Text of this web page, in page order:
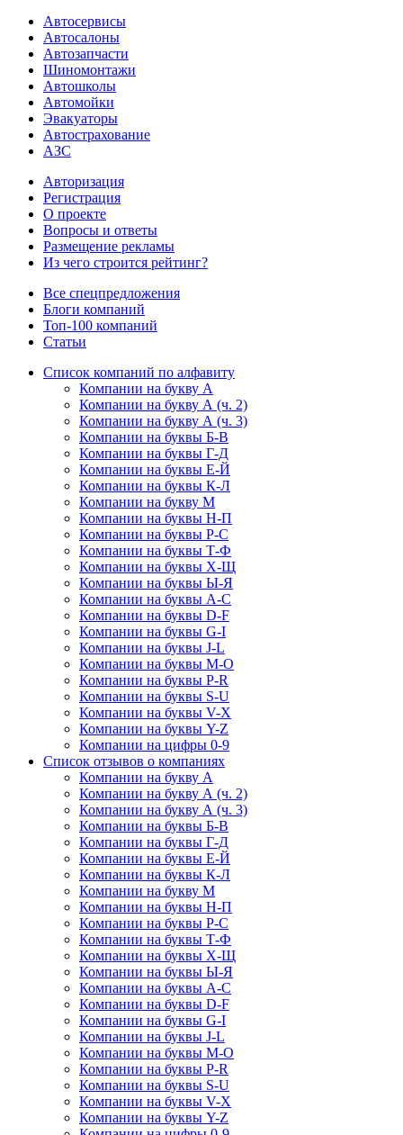
Автосервисы
Автосалоны
Автозапчасти
Шиномонтажи
Автошколы
Автомойки
Эвакуаторы
Автострахование
АЗС
Авторизация
Регистрация
О проекте
Вопросы и ответы
Размещение рекламы
Из чего строится рейтинг?
Все спецпредложения
Блоги компаний
Топ-100 компаний
Статьи
Список компаний по алфавиту
Компании на букву А
Компании на букву А (ч. 2)
Компании на букву А (ч. 3)
Компании на буквы Б-В
Компании на буквы Г-Д
Компании на буквы Е-Й
Компании на буквы К-Л
Компании на букву М
Компании на буквы Н-П
Компании на буквы Р-С
Компании на буквы Т-Ф
Компании на буквы Х-Щ
Компании на буквы Ы-Я
Компании на буквы A-C
Компании на буквы D-F
Компании на буквы G-I
Компании на буквы J-L
Компании на буквы M-O
Компании на буквы P-R
Компании на буквы S-U
Компании на буквы V-X
Компании на буквы Y-Z
Компании на цифры 0-9
Список отзывов о компаниях
Компании на букву А
Компании на букву А (ч. 2)
Компании на букву А (ч. 3)
Компании на буквы Б-В
Компании на буквы Г-Д
Компании на буквы Е-Й
Компании на буквы К-Л
Компании на букву М
Компании на буквы Н-П
Компании на буквы Р-С
Компании на буквы Т-Ф
Компании на буквы Х-Щ
Компании на буквы Ы-Я
Компании на буквы A-C
Компании на буквы D-F
Компании на буквы G-I
Компании на буквы J-L
Компании на буквы M-O
Компании на буквы P-R
Компании на буквы S-U
Компании на буквы V-X
Компании на буквы Y-Z